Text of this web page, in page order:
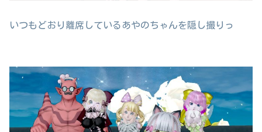
いつもどおり離席しているあやのちゃんを隠し撮りっ